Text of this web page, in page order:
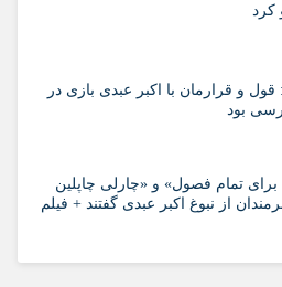
قول و قرارمان با اکبر عبدی بازی در
بود
برای تمام فصول» و «چارلی چاپلین
از نبوغ اکبر عبدی گفتند + فیلم